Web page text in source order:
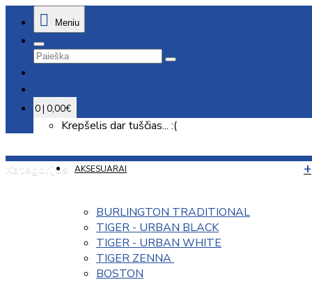
Meniu
0 | 0,00€
Krepšelis dar tuščias... :(
Kategorijos AKSESUARAI
BURLINGTON TRADITIONAL
TIGER - URBAN BLACK
TIGER - URBAN WHITE
TIGER ZENNA
BOSTON